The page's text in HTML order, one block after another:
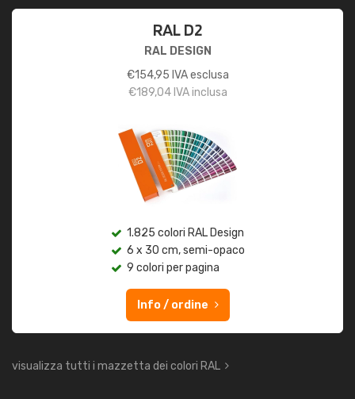
RAL D2
RAL DESIGN
€154,95 IVA esclusa
€189,04IVA inclusa
1.825 colori RAL Design
6 x 30 cm, semi-opaco
9 colori per pagina
Info / ordine
visualizza tutti i mazzetta dei colori RAL